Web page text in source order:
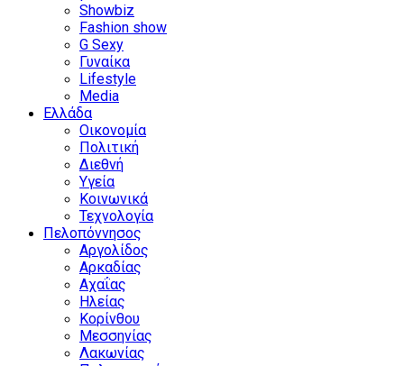
Showbiz
Fashion show
G Sexy
Γυναίκα
Lifestyle
Media
Ελλάδα
Οικονομία
Πολιτική
Διεθνή
Υγεία
Κοινωνικά
Τεχνολογία
Πελοπόννησος
Αργολίδος
Αρκαδίας
Αχαΐας
Ηλείας
Κορίνθου
Μεσσηνίας
Λακωνίας